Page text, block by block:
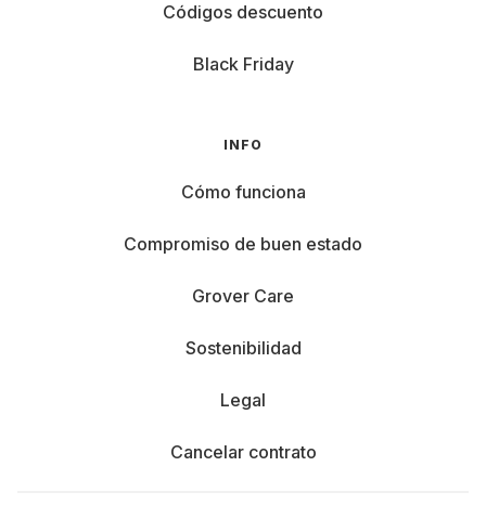
Códigos descuento
Black Friday
INFO
Cómo funciona
Compromiso de buen estado
Grover Care
Sostenibilidad
Legal
Cancelar contrato